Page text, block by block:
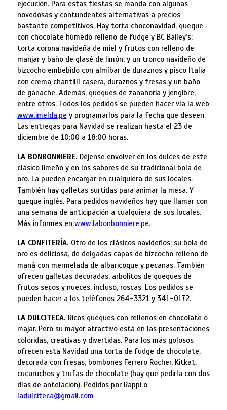
ejecución. Para estas fiestas se manda con algunas
novedosas y contundentes alternativas a precios
bastante competitivos. Hay torta choconavidad, queque
con chocolate húmedo relleno de fudge y BC Bailey’s;
torta corona navideña de miel y frutos con relleno de
manjar y baño de glasé de limón; y un tronco navideño de
bizcocho embebido con almíbar de duraznos y pisco Italia
con crema chantillí casera, duraznos y fresas y un baño
de ganache. Además, queques de zanahoria y jengibre,
entre otros. Todos los pedidos se pueden hacer vía la web
www.imelda.pe y programarlos para la fecha que deseen.
Las entregas para Navidad se realizan hasta el 23 de
diciembre de 10:00 a 18:00 horas.
LA BONBONNIERE. Déjense envolver en los dulces de este
clásico limeño y en los sabores de su tradicional bola de
oro. La pueden encargar en cualquiera de sus locales.
También hay galletas surtidas para animar la mesa. Y
queque inglés. Para pedidos navideños hay que llamar con
una semana de anticipación a cualquiera de sus locales.
Más informes en www.labonbonniere.pe.
LA CONFITERÍA. Otro de los clásicos navideños: su bola de
oro es deliciosa, de delgadas capas de bizcocho relleno de
maná con mermelada de albaricoque y pecanas. También
ofrecen galletas decoradas, arbolitos de queques de
frutos secos y nueces, incluso, roscas. Los pedidos se
pueden hacer a los teléfonos 264-3321 y 341-0172.
LA DULCITECA. Ricos queques con rellenos en chocolate o
majar. Pero su mayor atractivo está en las presentaciones
coloridas, creativas y divertidas. Para los más golosos
ofrecen esta Navidad una torta de fudge de chocolate,
decorada con fresas, bombones Ferrero Rocher, Kitkat,
cucuruchos y trufas de chocolate (hay que pedirla con dos
días de antelación). Pedidos por Rappi o
ladulciteca@gmail.com